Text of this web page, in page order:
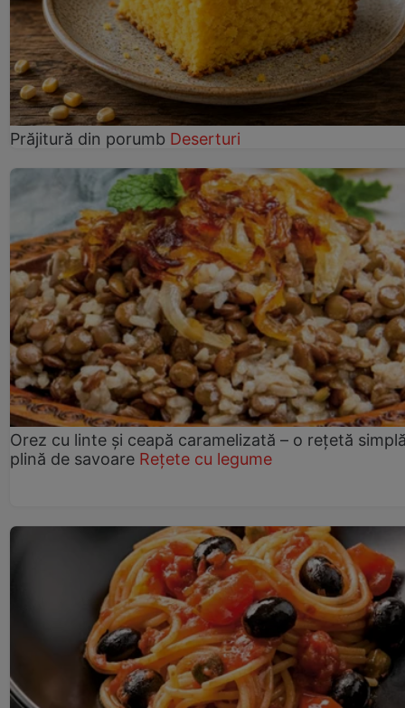
Prăjitură din porumb Deserturi
Orez cu linte și ceapă caramelizată – o rețetă
plină de savoare Rețete cu legume